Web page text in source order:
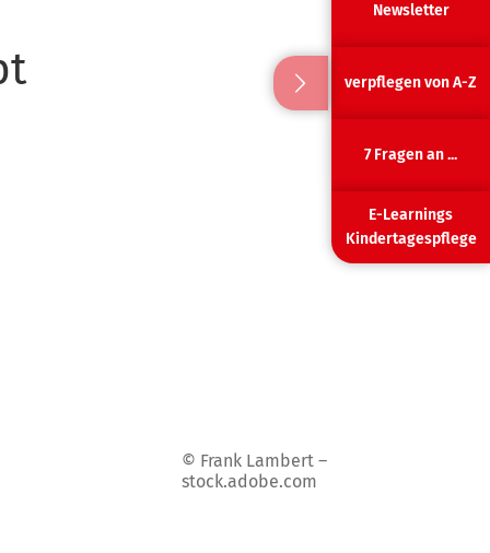
© Frank Lambert –
stock.adobe.com
Newsletter
verpflegen von A-Z
7 Fragen an ...
E-Learnings
Kindertagespflege